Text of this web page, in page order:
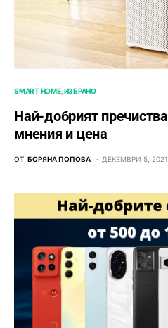
SMART HOME ИЗБРАНО
Най-добрият
мнения и цена
ОТ БОРЯНА ПОПОВА ДЕКЕМВРИ 5, 2021